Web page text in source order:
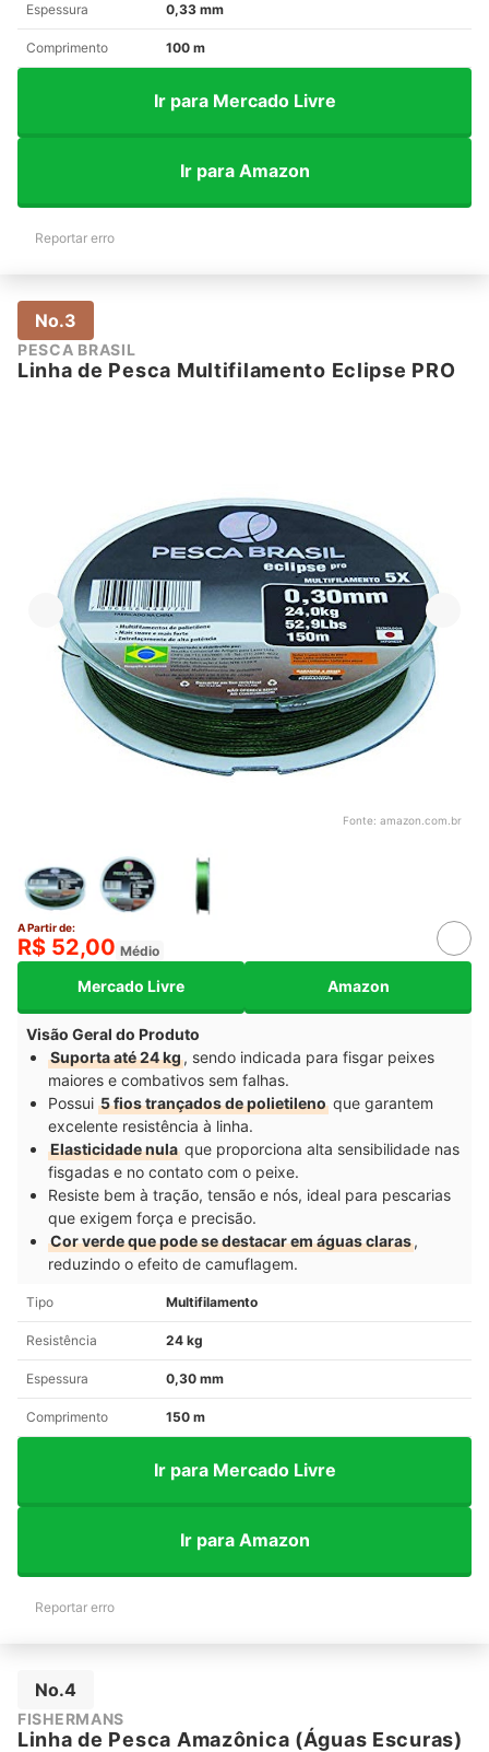
Espessura 0,33 mm
Comprimento 100 m
Ir para Mercado Livre
Ir para Amazon
Reportar erro
No.3
PESCA BRASIL
Linha de Pesca Multifilamento Eclipse PRO
Fonte: amazon.com.br
A Partir de:
R$ 52,00 Médio
Mercado Livre Amazon
Visão Geral do Produto
Suporta até 24 kg, sendo indicada para fisgar peixes
maiores e combativos sem falhas.
Possui 5 fios trançados de polietileno que garantem
excelente resistência à linha.
Elasticidade nula que proporciona alta sensibilidade nas
fisgadas e no contato com o peixe.
Resiste bem à tração, tensão e nós, ideal para pescarias
que exigem força e precisão.
Cor verde que pode se destacar em águas claras,
reduzindo o efeito de camuflagem.
Tipo Multifilamento
Resistência 24 kg
Espessura 0,30 mm
Comprimento 150 m
Ir para Mercado Livre
Ir para Amazon
Reportar erro
No.4
FISHERMANS
Linha de Pesca Amazônica (Águas Escuras)